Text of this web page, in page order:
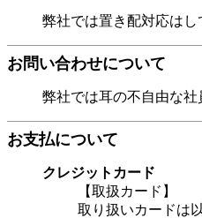
弊社では置き配対応は
お問い合わせについて
弊社では耳の不自由な社
お支払について
クレジットカード
【取扱カード】
取り扱いカードは